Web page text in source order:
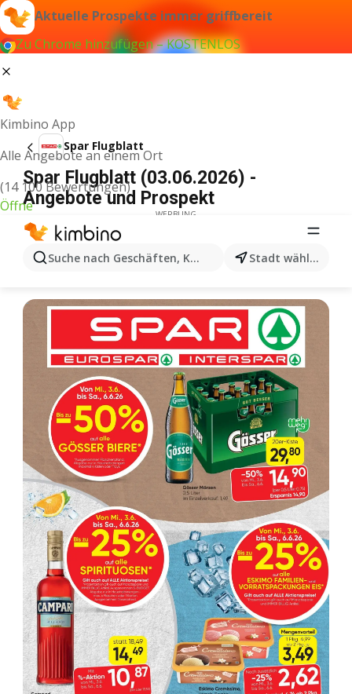
Aktuelle Prospekte immer griffbereit
Zu Chrome hinzufügen – KOSTENLOS
Kimbino App
Alle Angebote an einem Ort
(14 100 Bewertungen)
Öffne
Suche nach Geschäften, Kategorien, Produkten...
Stadt wählen
Spar Flugblatt
Spar Flugblatt (03.06.2026) -
Angebote und Prospekt
WERBUNG